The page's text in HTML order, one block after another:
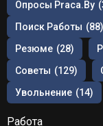
Опросы Praca.by
Поиск Работы (88)
Резюме (28)
Советы (129)
Увольнение (14)
Работа